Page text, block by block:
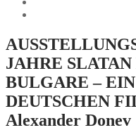
JAHRE
BULGARE –
DEUTSCHEN
Alexander Donev